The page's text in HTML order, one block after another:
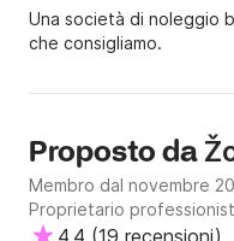
Una società di noleggio
che consigliamo.
Proposto da
Membro dal novembre
Proprietario